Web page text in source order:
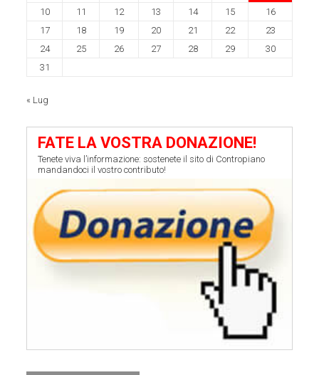
10
11 12 13 14 15
16
17
18 19 20 21 22
23
24
25 26 27 28 29
30
31
« Lug
FATE LA VOSTRA DONAZIONE!
Tenete viva l’informazione: sostenete il sito di Contropiano
mandandoci il vostro contributo!